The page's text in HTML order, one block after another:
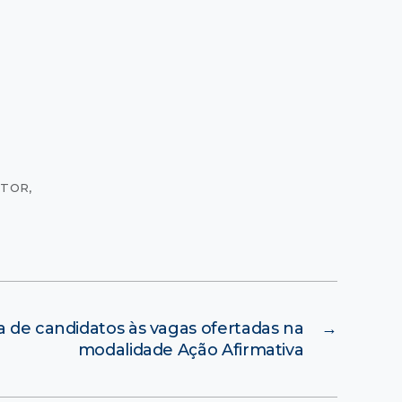
,
→
de candidatos às vagas ofertadas na
modalidade Ação Afirmativa